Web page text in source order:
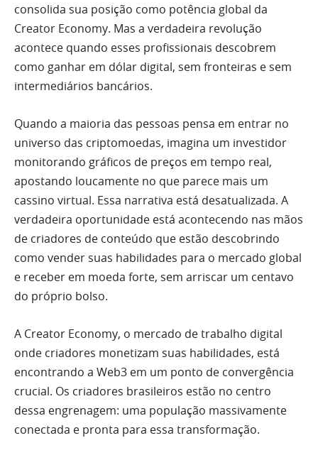
consolida sua posição como potência global da
Creator Economy. Mas a verdadeira revolução
acontece quando esses profissionais descobrem
como ganhar em dólar digital, sem fronteiras e sem
intermediários bancários.
Quando a maioria das pessoas pensa em entrar no
universo das criptomoedas, imagina um investidor
monitorando gráficos de preços em tempo real,
apostando loucamente no que parece mais um
cassino virtual. Essa narrativa está desatualizada. A
verdadeira oportunidade está acontecendo nas mãos
de criadores de conteúdo que estão descobrindo
como vender suas habilidades para o mercado global
e receber em moeda forte, sem arriscar um centavo
do próprio bolso.
A Creator Economy, o mercado de trabalho digital
onde criadores monetizam suas habilidades, está
encontrando a Web3 em um ponto de convergência
crucial. Os criadores brasileiros estão no centro
dessa engrenagem: uma população massivamente
conectada e pronta para essa transformação.